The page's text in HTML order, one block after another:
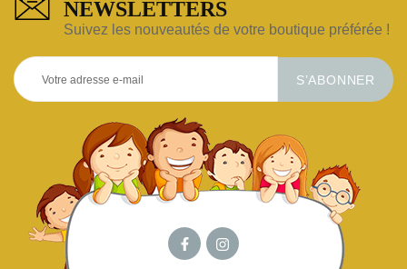
NEWSLETTERS
Suivez les nouveautés de votre boutique préférée !
S’ABONNER